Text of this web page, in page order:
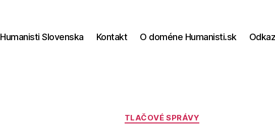
Humanisti Slovenska Kontakt O doméne Humanisti.sk
Kategórie
TLAČOVÉ SPRÁVY